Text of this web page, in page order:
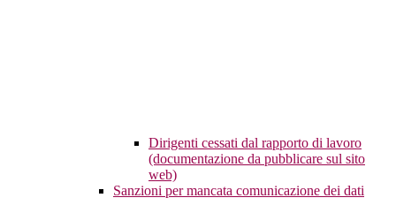
Dirigenti cessati dal rapporto di lavoro
(documentazione da pubblicare sul sito
web)
Sanzioni per mancata comunicazione dei dati